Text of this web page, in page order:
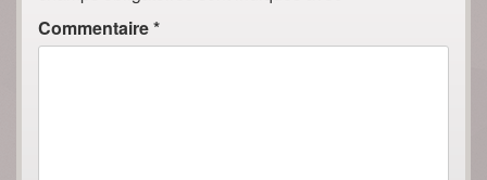
Commentaire*